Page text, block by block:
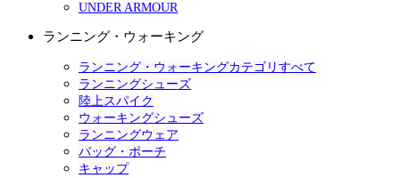
UNDER ARMOUR
ランニング・ウォーキング
ランニング・ウォーキングカテゴリすべて
ランニングシューズ
陸上スパイク
ウォーキングシューズ
ランニングウェア
バッグ・ポーチ
キャップ